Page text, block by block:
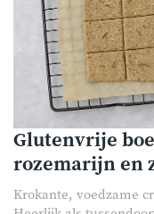
Glutenvrije
rozemarijn en
Krokante, voedzame